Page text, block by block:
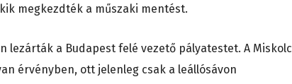
megkezdték a műszaki mentést.
lezárták a Budapest felé vezető pályatestet. A Miskolc
érvényben, ott jelenleg csak a leállósávon